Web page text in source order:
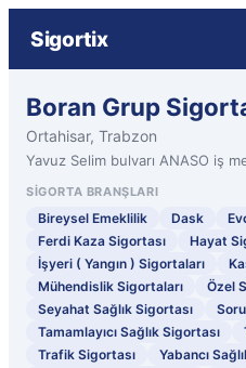
Sigortix
Boran Grup
Ortahisar, Trabzon
Yavuz Selim bulvarı ANASO iş
SIGORTA BRANŞLARI
Bireysel Emeklilik Dask
Ferdi Kaza Sigortası
Hayat
İşyeri ( Yangın ) Sigortaları
Mühendislik Sigortaları
Özel
Seyahat Sağlık Sigortası
Tamamlayıcı Sağlık Sigortası
Trafik Sigortası
Yabancı